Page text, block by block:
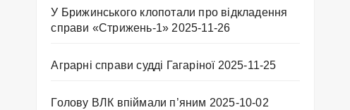
У Брижинського клопотали про відкладення
справи «Стрижень-1» 2025-11-26
Аграрні справи судді Гагаріної 2025-11-25
Голову ВЛК впіймали п’яним 2025-10-02